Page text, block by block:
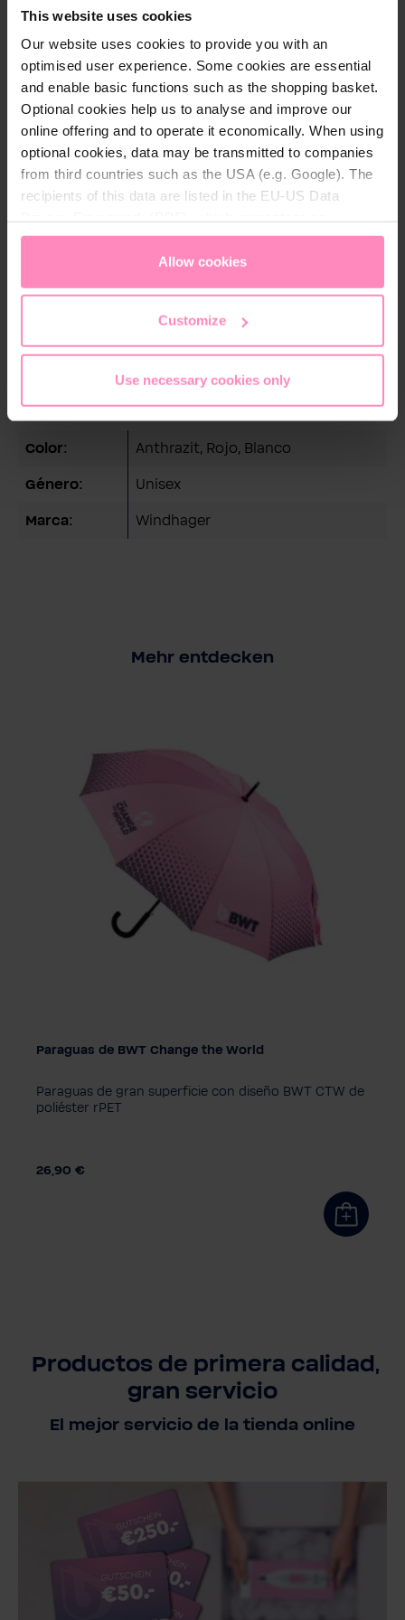
This website uses cookies
Our website uses cookies to provide you with an
optimised user experience. Some cookies are essential
and enable basic functions such as the shopping basket.
Optional cookies help us to analyse and improve our
online offering and to operate it economically. When using
optional cookies, data may be transmitted to companies
from third countries such as the USA (e.g. Google). The
recipients of this data are listed in the EU-US Data
appropriate level of data protection. You canaccept all
only allow necessary cookies
access and change your chosen setting at any time in
Allow cookies
Customize
Use necessary cookies only
Experience the perfect mix of style and comfort with
sneaker is not only a real eye-catcher but also
functional and high-quality.
With its breathable upper made of high-quality
polyurethane and a mesh polyester lining, it provides
a comfortable and fresh wearing experience
throughout the day. The removable and replaceable
hygiene.
The rubber outsole offers excellent grip and high
and comfortable sneaker.
Detalles técnicos
Color: Anthrazit, Rojo, Blanco
Género: Unisex
Marca: Windhager
Mehr entdecken
Paraguas de BWT Change the World
Paraguas de gran superficie con diseño BWT CTW de
poliéster rPET
26,90 €
Productos de primera calidad,
gran servicio
El mejor servicio de la tienda online